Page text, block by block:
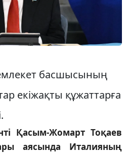
басшысының
екіжақты құжаттарға
Қасым-Жомарт Тоқаев
аясында Италияның